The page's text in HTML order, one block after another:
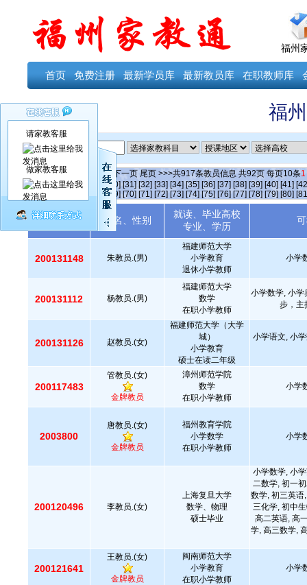
福州
首页 免费注册 最新学员库 最新教员库 在职教师库
福
ID
当前第1页 上一页 下一页 尾页 >>>共917条教员信息 共92页 每页10条1
[25] [26] [27] [28] [29] [30] [31] [32] [33] [34] [35] [36] [37] [38] [39] [40] [41]
[64] [65] [68] [69] [70] [71] [72] [73] [74] [75] [76] [77] [78] [79] [80]
教员编号 姓名、性别
就读、毕业高校
专业、学历
200131148 朱教员.(男)
福建师范大学
小学教育
退休小学教师
小学
200131112 杨教员.(男)
福建师范大学
数学
在职小学教师
小学数学, 小学
步，主
200131126 赵教员.(女)
福建师范大学（大学
城）
小学教育
硕士在读二年级
小学语文, 小
200117483
管教员.(女)
金牌教员
漳州师范学院
数学
在职小学教师
小学
2003800
唐教员.(女)
金牌教员
福州教育学院
小学数学
在职小学教师
小学
200120496 李教员.(女)
上海复旦大学
数学、物理
硕士毕业
小学数学, 小
二数学, 初一
数学, 初三英语
三化学, 初中
高二英语, 高
学, 高三数学,
200121641
王教员.(女)
金牌教员
闽南师范大学
小学教育
在职小学教师
小学
请家教客服
做家教客服